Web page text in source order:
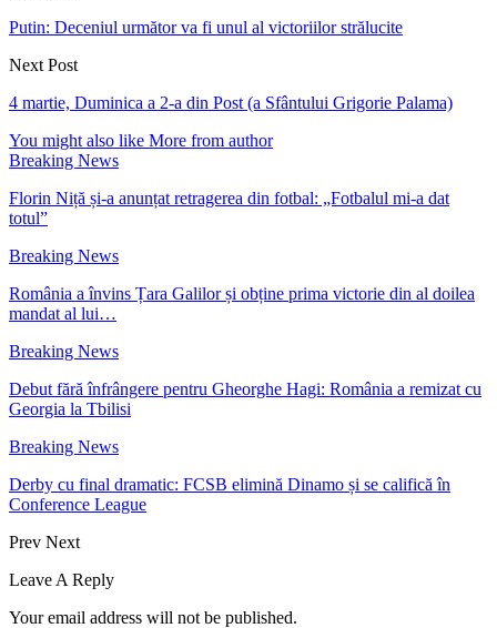
Putin: Deceniul următor va fi unul al victoriilor strălucite
Next Post
4 martie, Duminica a 2-a din Post (a Sfântului Grigorie Palama)
You might also like More from author
Breaking News
Florin Niță și-a anunțat retragerea din fotbal: „Fotbalul mi-a dat
totul”
Breaking News
România a învins Țara Galilor și obține prima victorie din al doilea
mandat al lui…
Breaking News
Debut fără înfrângere pentru Gheorghe Hagi: România a remizat cu
Georgia la Tbilisi
Breaking News
Derby cu final dramatic: FCSB elimină Dinamo și se califică în
Conference League
Prev Next
Leave A Reply
Your email address will not be published.